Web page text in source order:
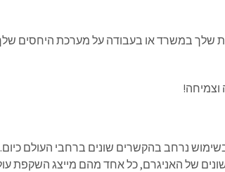
שלך במשרד או בעבודה על מערכת היחסים
וצמיחה!
נרחב בהקשרים שונים ברחבי העולם כיום.
של האניגרם, כל אחד מהם מייצג השקפת